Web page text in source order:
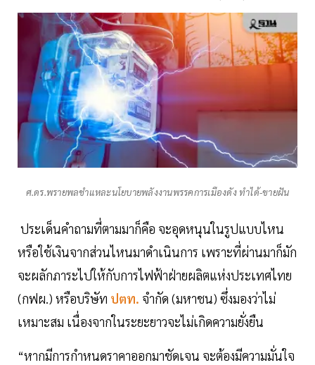
ศ.ดร.พรายพลชำแหละนโยบายพลังงานพรรคการเมืองดัง ทำได้-ขายฝัน
ประเด็นคำถามที่ตามมาก็คือ จะอุดหนุนในรูปแบบไหน
หรือใช้เงินจากส่วนไหนมาดำเนินการ เพราะที่ผ่านมาก็มัก
จะผลักภาระไปให้กับการไฟฟ้าฝ่ายผลิตแห่งประเทศไทย
(กฟผ.) หรือบริษัท ปตท. จำกัด (มหาชน) ซึ่งมองว่าไม่
เหมาะสม เนื่องจากในระยะยาวจะไม่เกิดความยั่งยืน
“หากมีการกำหนดราคาออกมาชัดเจน จะต้องมีความมั่นใจ